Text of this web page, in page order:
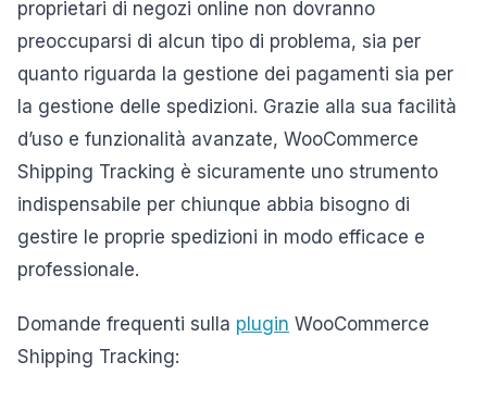
proprietari di negozi online non dovranno
preoccuparsi di alcun tipo di problema, sia per
quanto riguarda la gestione dei pagamenti sia per
la gestione delle spedizioni. Grazie alla sua facilità
d’uso e funzionalità avanzate, WooCommerce
Shipping Tracking è sicuramente uno strumento
indispensabile per chiunque abbia bisogno di
gestire le proprie spedizioni in modo efficace e
professionale.
Domande frequenti sulla plugin WooCommerce
Shipping Tracking: